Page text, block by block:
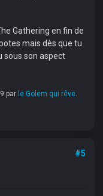
Gathering en fin de
mais dès que tu
sous son aspect
par le Golem qui rêve.
#5